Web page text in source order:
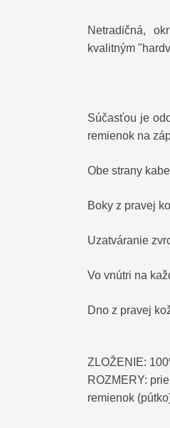
Netradičná,
kvalitným
Súčasťou je
remienok na
Obe strany
Boky z pravej
Uzatváranie
Vo vnútri na
Dno z pravej
ZLOŽENIE:
ROZMERY:
remienok